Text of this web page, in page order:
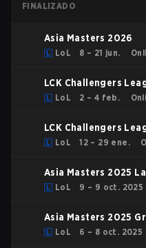
FINALIZADO
Asia Masters 2026
LoL 8 – 21 jun.
LCK Challengers
LoL 2 – 4 feb.
LCK Challengers
Stage
LoL 12 – 29 ene.
Asia Masters 2025
LoL 9 – 9 oct. 2025
Asia Masters 2025
LoL 6 – 8 oct. 2025